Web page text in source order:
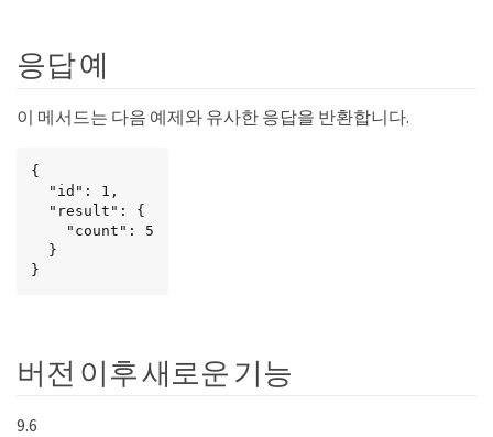
응답 예
이 메서드는 다음 예제와 유사한 응답을 반환합니다.
{
}
버전 이후 새로운 기능
9.6